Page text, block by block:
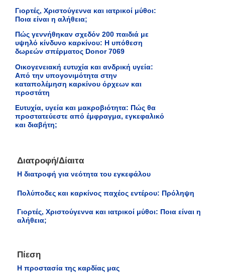
Γιορτές, Χριστούγεννα και ιατρικοί μύθοι:
Ποια είναι η αλήθεια;
Πώς γεννήθηκαν σχεδόν 200 παιδιά με
υψηλό κίνδυνο καρκίνου: Η υπόθεση
δωρεών σπέρματος Donor 7069
Οικογενειακή ευτυχία και ανδρική υγεία:
Από την υπογονιμότητα στην
καταπολέμηση καρκίνου όρχεων και
προστάτη
Ευτυχία, υγεία και μακροβιότητα: Πώς θα
προστατεύεστε από έμφραγμα, εγκεφαλικό
και διαβήτη;
Διατροφή/Δίαιτα
Η διατροφή για νεότητα του εγκεφάλου
Πολύποδες και καρκίνος παχέος εντέρου: Πρόληψη
Γιορτές, Χριστούγεννα και ιατρικοί μύθοι: Ποια είναι η
αλήθεια;
Πίεση
Η προστασία της καρδίας μας